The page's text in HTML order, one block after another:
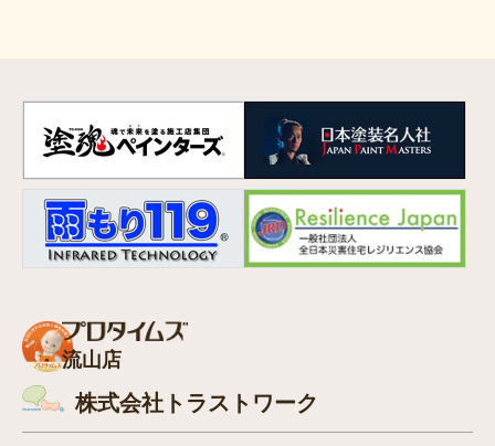
流山店
株式会社トラストワーク